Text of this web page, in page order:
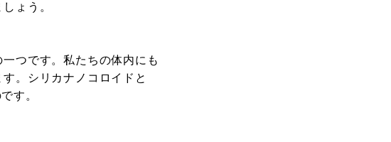
ょう。
つです。私たちの体内にも
。シリカナノコロイドと
す。